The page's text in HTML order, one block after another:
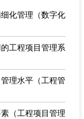
化管理（数字化
工程项目管理系
理水平（工程管
（工程项目管理